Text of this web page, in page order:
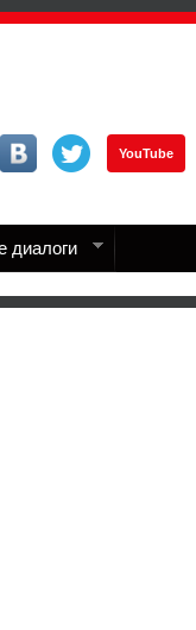
YouTube
диалоги